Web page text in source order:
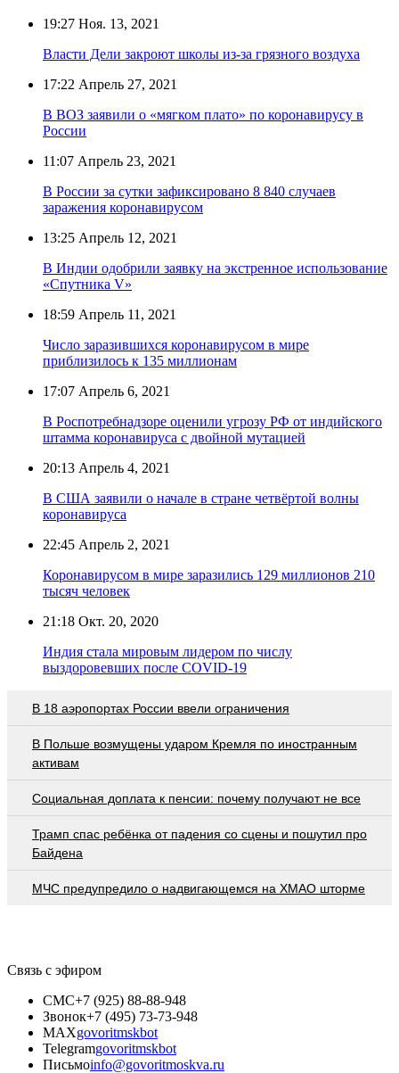
19:27 Ноя. 13, 2021
Власти Дели закроют школы из-за грязного воздуха
17:22 Апрель 27, 2021
В ВОЗ заявили о «мягком плато» по коронавирусу в
России
11:07 Апрель 23, 2021
В России за сутки зафиксировано 8 840 случаев
заражения коронавирусом
13:25 Апрель 12, 2021
В Индии одобрили заявку на экстренное использование
«Спутника V»
18:59 Апрель 11, 2021
Число заразившихся коронавирусом в мире
приблизилось к 135 миллионам
17:07 Апрель 6, 2021
В Роспотребнадзоре оценили угрозу РФ от индийского
штамма коронавируса с двойной мутацией
20:13 Апрель 4, 2021
В США заявили о начале в стране четвёртой волны
коронавируса
22:45 Апрель 2, 2021
Коронавирусом в мире заразились 129 миллионов 210
тысяч человек
21:18 Окт. 20, 2020
Индия стала мировым лидером по числу
выздоровевших после COVID-19
В 18 аэропортах России ввели ограничения
В Польше возмущены ударом Кремля по иностранным
активам
Социальная доплата к пенсии: почему получают не все
Трамп спас ребёнка от падения со сцены и пошутил про
Байдена
МЧС предупредило о надвигающемся на ХМАО шторме
Связь с эфиром
СМС+7 (925) 88-88-948
Звонок+7 (495) 73-73-948
MAXgovoritmskbot
Telegramgovoritmskbot
Письмоinfo@govoritmoskva.ru